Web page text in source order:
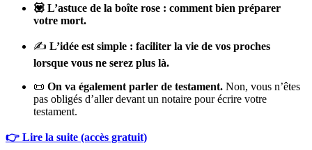
💟 L’astuce de la boîte rose : comment bien préparer
votre mort.
✍️ L’idée est simple : faciliter la vie de vos proches
lorsque vous ne serez plus là.
📜 On va également parler de testament. Non, vous n’êtes
pas obligés d’aller devant un notaire pour écrire votre
testament.
👉 Lire la suite (accès gratuit)